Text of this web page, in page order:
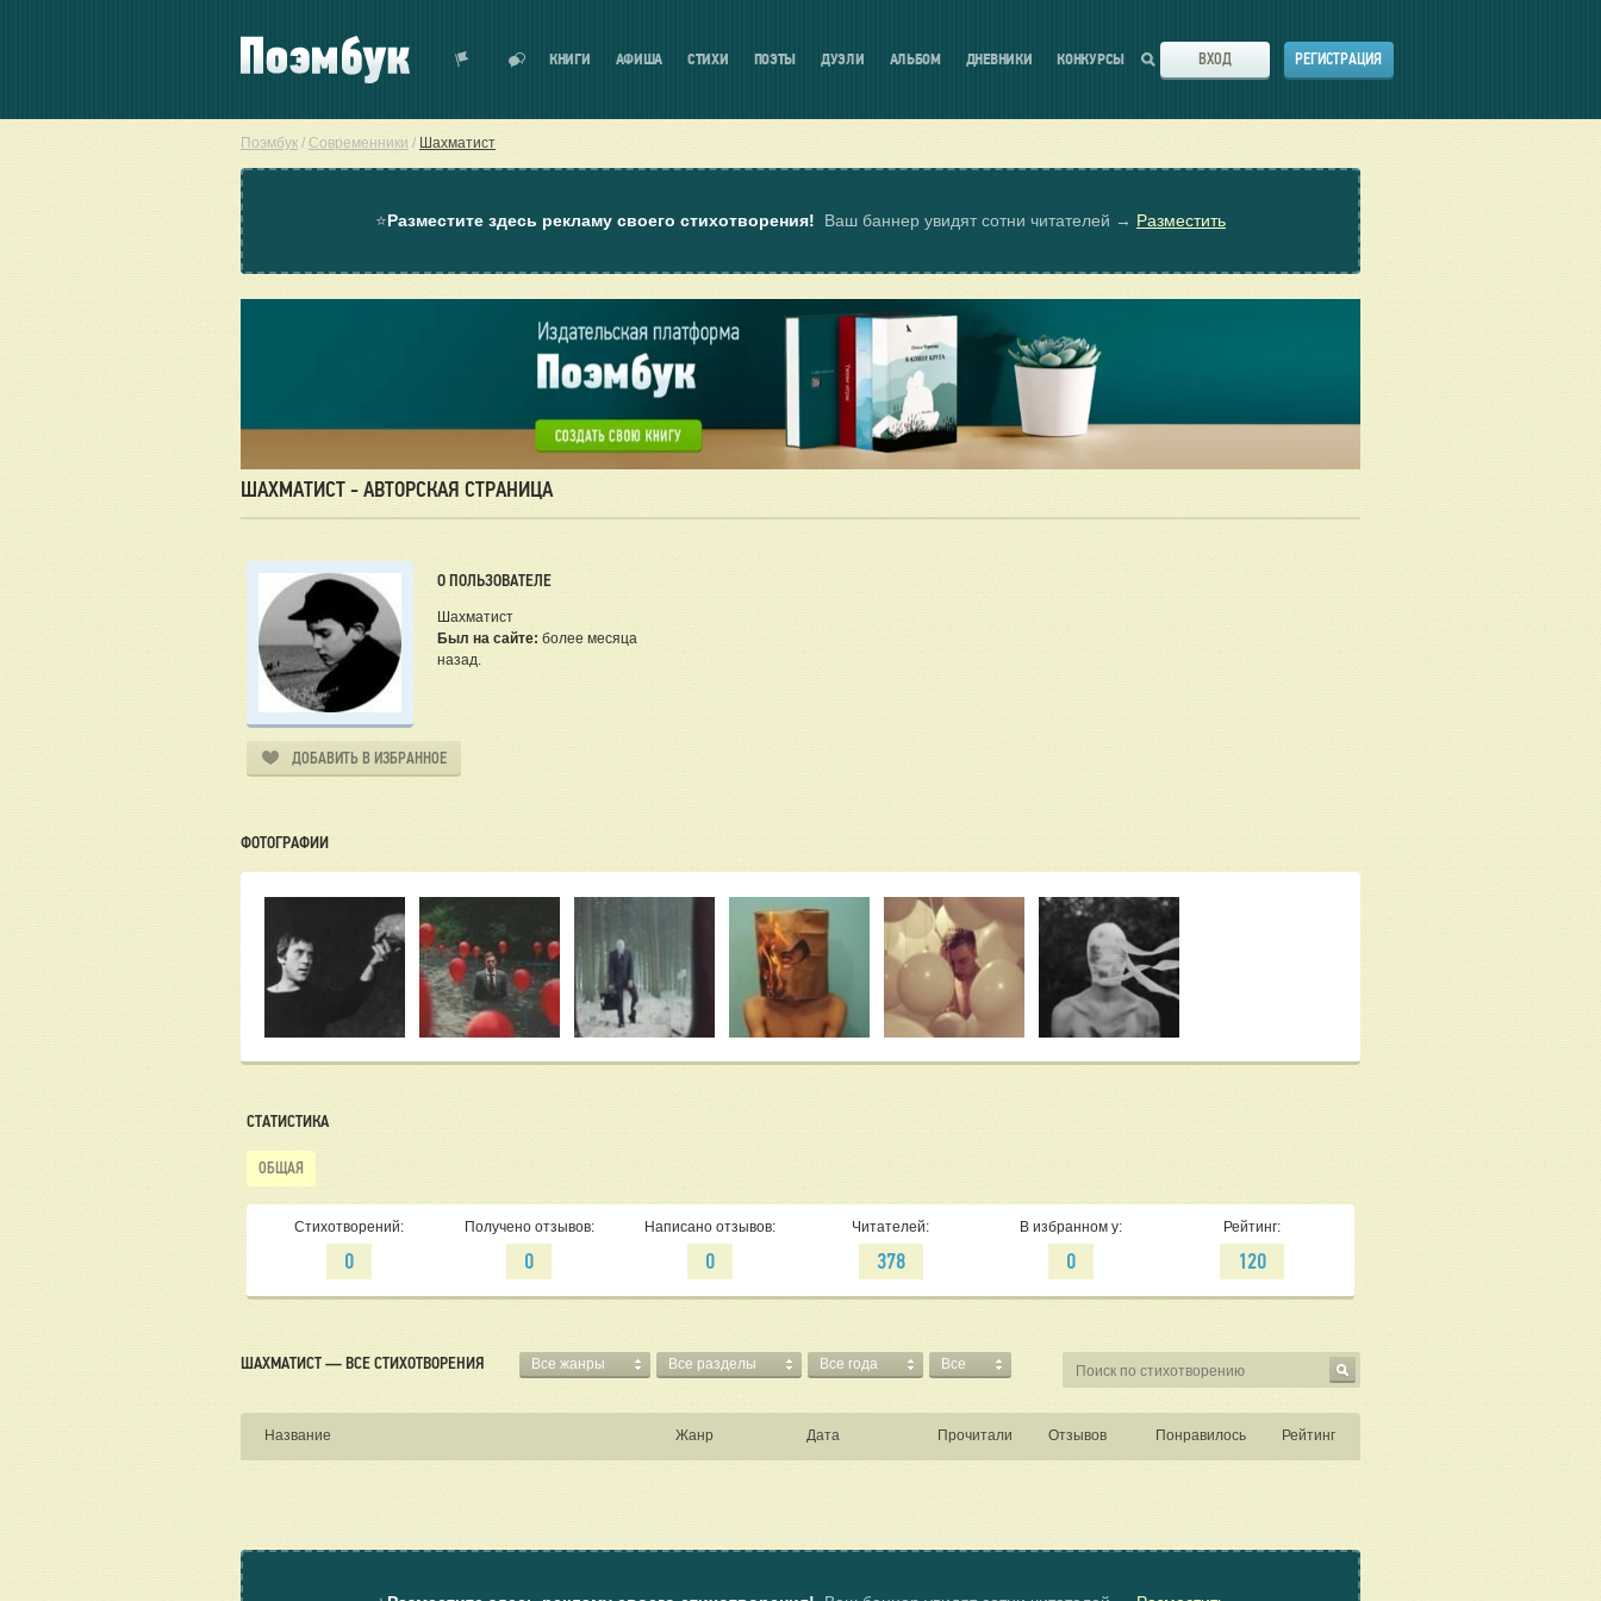
КНИГИ АФИША СТИХИ ПОЭТЫ ДУЭЛИ АЛЬБОМ ДНЕВНИКИ КОНКУРСЫ ВХОД РЕГИСТРАЦИЯ
Поэмбук / Современники / Шахматист
⭐Разместите здесь рекламу своего стихотворения! Ваш баннер увидят сотни читателей → Разместить
ШАХМАТИСТ - АВТОРСКАЯ СТРАНИЦА
О ПОЛЬЗОВАТЕЛЕ
Шахматист
Был на сайте: более месяца
назад.
ДОБАВИТЬ В ИЗБРАННОЕ
ФОТОГРАФИИ
СТАТИСТИКА
ОБЩАЯ
Стихотворений:
0
Получено отзывов:
0
Написано отзывов:
0
Читателей:
378
В избранном у:
0
Рейтинг:
120
ШАХМАТИСТ — ВСЕ СТИХОТВОРЕНИЯ Все жанры Все разделы Все года Все
Название Жанр Дата Прочитали Отзывов Понравилось Рейтинг